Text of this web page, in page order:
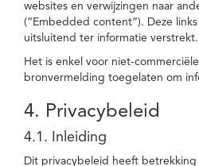
websites en verwijzingen naar
(“Embedded content”). Deze
uitsluitend ter informatie verstrekt.
Het is enkel voor niet-
bronvermelding toegelaten om
4. Privacybeleid
4.1. Inleiding
Dit privacybeleid heeft